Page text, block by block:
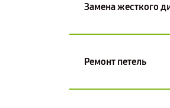
Замена жесткого
Ремонт петель